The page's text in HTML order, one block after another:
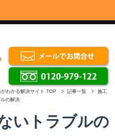
わかる解決サイト TOP 記事一覧
施工
の解決
いトラブルの